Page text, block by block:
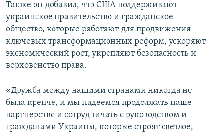
Также он добавил, что США поддерживают
украинское правительство и гражданское
общество, которые работают для продвижения
ключевых трансформационных реформ, ускоряют
экономический рост, укрепляют безопасность и
верховенство права.
«Дружба между нашими странами никогда не
была крепче, и мы надеемся продолжать наше
партнерство и сотрудничать с руководством и
гражданами Украины, которые строят светлое,